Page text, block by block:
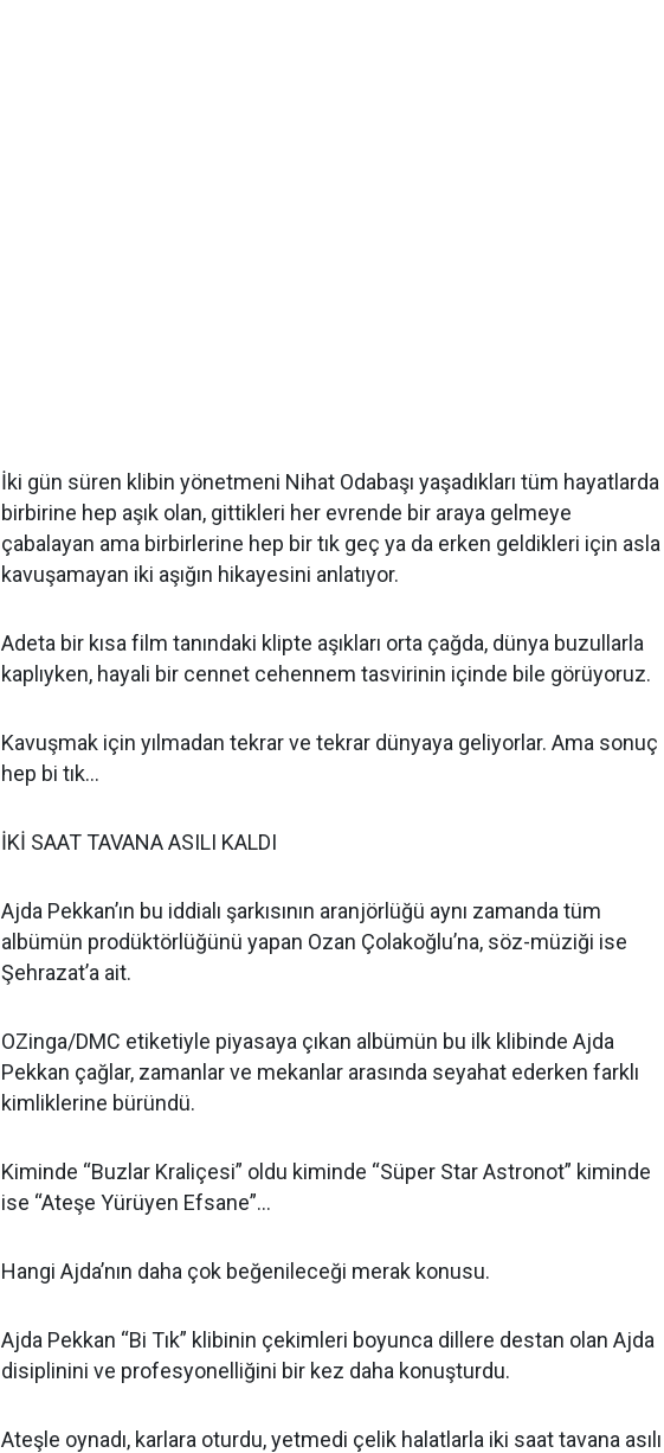
İki gün süren klibin yönetmeni Nihat Odabaşı yaşadıkları tüm hayatlarda
birbirine hep aşık olan, gittikleri her evrende bir araya gelmeye
çabalayan ama birbirlerine hep bir tık geç ya da erken geldikleri için asla
kavuşamayan iki aşığın hikayesini anlatıyor.
Adeta bir kısa film tanındaki klipte aşıkları orta çağda, dünya buzullarla
kaplıyken, hayali bir cennet cehennem tasvirinin içinde bile görüyoruz.
Kavuşmak için yılmadan tekrar ve tekrar dünyaya geliyorlar. Ama sonuç
hep bi tık…
İKİ SAAT TAVANA ASILI KALDI
Ajda Pekkan’ın bu iddialı şarkısının aranjörlüğü aynı zamanda tüm
albümün prodüktörlüğünü yapan Ozan Çolakoğlu’na, söz-müziği ise
Şehrazat’a ait.
OZinga/DMC etiketiyle piyasaya çıkan albümün bu ilk klibinde Ajda
Pekkan çağlar, zamanlar ve mekanlar arasında seyahat ederken farklı
kimliklerine büründü.
Kiminde “Buzlar Kraliçesi” oldu kiminde “Süper Star Astronot” kiminde
ise “Ateşe Yürüyen Efsane”…
Hangi Ajda’nın daha çok beğenileceği merak konusu.
Ajda Pekkan “Bi Tık” klibinin çekimleri boyunca dillere destan olan Ajda
disiplinini ve profesyonelliğini bir kez daha konuşturdu.
Ateşle oynadı, karlara oturdu, yetmedi çelik halatlarla iki saat tavana asılı